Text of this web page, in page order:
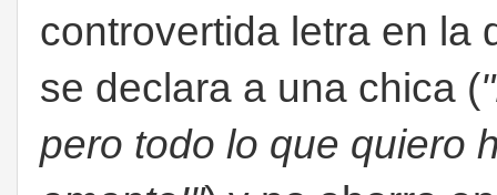
controvertida letra en la
se declara a una chica (
pero todo lo que quiero